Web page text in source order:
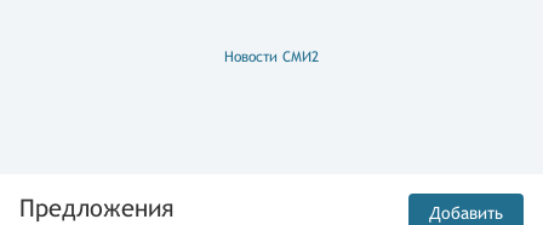
Новости СМИ2
Предложения Добавить